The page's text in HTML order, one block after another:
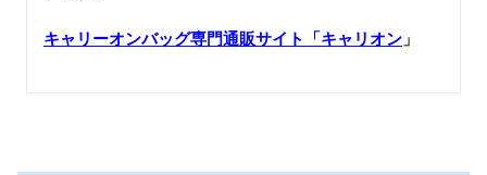
キャリーオンバッグ専門通販サイト「キャリオン 」